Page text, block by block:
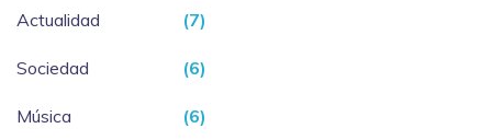
Actualidad (7)
Sociedad (6)
Música (6)